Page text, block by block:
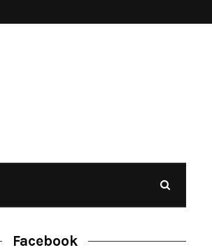
Facebook